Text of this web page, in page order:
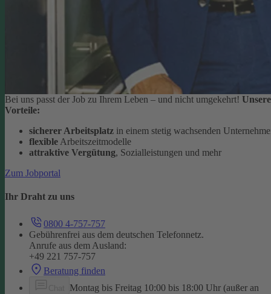
Bei uns passt der Job zu Ihrem Leben – und nicht umgekehrt! Unsere
Vorteile:
sicherer Arbeitsplatz in einem stetig wachsenden
flexible Arbeitszeitmodelle
attraktive Vergütung, Sozialleistungen und mehr
Zum Jobportal
Ihr Draht zu uns
0800 4-757-757
Gebührenfrei aus dem deutschen Telefonnetz.
Anrufe aus dem Ausland:
+49 221 757-757
Beratung finden
Montag bis Freitag 10:00 bis 18:00 Uhr (außer an